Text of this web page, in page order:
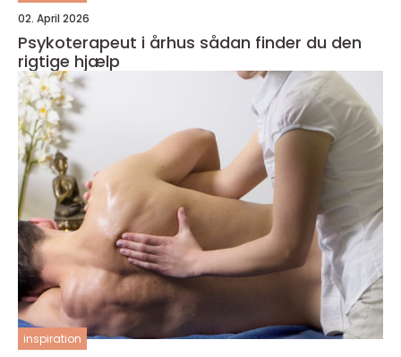
02. April 2026
Psykoterapeut i århus sådan finder du den
rigtige hjælp
inspiration